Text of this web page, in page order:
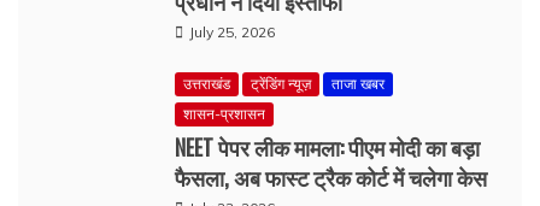
शासन-प्रशासन
NEET पेपर लीक मामला: पीएम मोदी का बड़ा
फैसला, अब फास्ट ट्रैक कोर्ट में चलेगा केस
July 23, 2026
कारोबार टेक्नोलॉजी ट्रेंडिंग न्यूज़
ताजा खबर
लाइफस्टाइल